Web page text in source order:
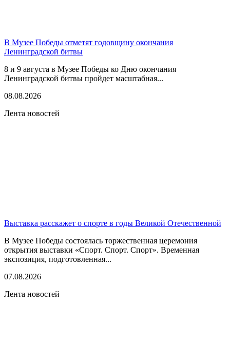
В Музее Победы отметят годовщину окончания
Ленинградской битвы
8 и 9 августа в Музее Победы ко Дню окончания
Ленинградской битвы пройдет масштабная...
08.08.2026
Лента новостей
Выставка расскажет о спорте в годы Великой Отечественной
В Музее Победы состоялась торжественная церемония
открытия выставки «Спорт. Спорт. Спорт». Временная
экспозиция, подготовленная...
07.08.2026
Лента новостей